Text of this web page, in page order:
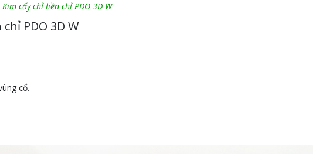
Kim cấy chỉ liền chỉ PDO 3D W
PDO 3D W
cổ.